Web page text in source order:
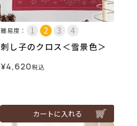
難易度：
刺し子のクロス＜雪景色＞
¥4,620税込
カートに入れる